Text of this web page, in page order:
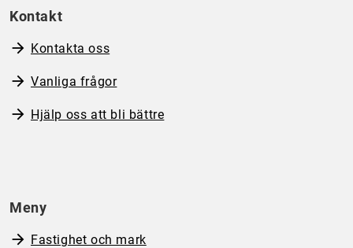
Kontakt
Kontakta oss
Vanliga frågor
Hjälp oss att bli bättre
Meny
Fastighet och mark